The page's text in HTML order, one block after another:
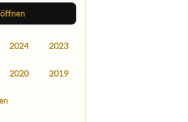
2024 2023
2020 2019